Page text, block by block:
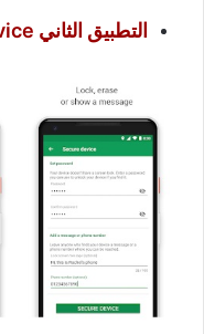
التطبيق الثاني Google Find My Device